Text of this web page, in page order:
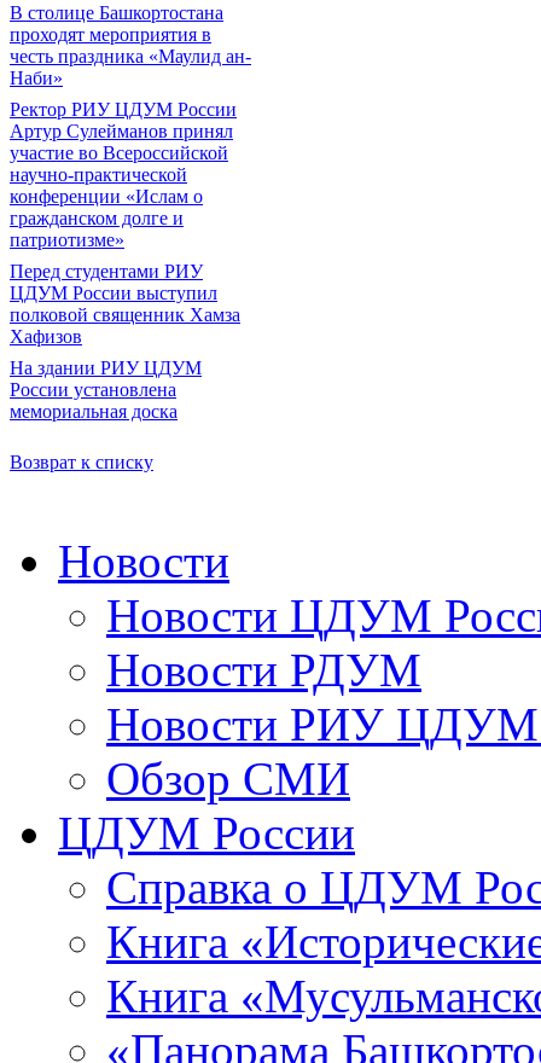
В столице Башкортостана
проходят мероприятия в
честь праздника «Маулид ан-
Наби»
Ректор РИУ ЦДУМ России
Артур Сулейманов принял
участие во Всероссийской
научно-практической
конференции «Ислам о
гражданском долге и
патриотизме»
Перед студентами РИУ
ЦДУМ России выступил
полковой священник Хамза
Хафизов
На здании РИУ ЦДУМ
России установлена
мемориальная доска
Возврат к списку
Новости
Новости ЦДУМ
Новости РДУМ
Новости РИУ ЦДУМ
Обзор СМИ
ЦДУМ России
Справка о ЦДУМ
Книга
Книга
«Панорама